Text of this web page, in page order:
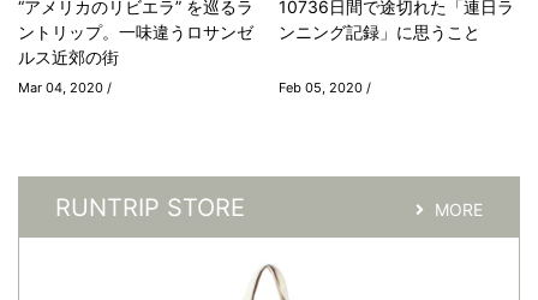
“アメリカのリビエラ” を巡るラ
ントリップ。一味違うロサンゼ
ルス近郊の街
Mar 04, 2020 /
10736日間で途切れた「連日ラ
ンニング記録」に思うこと
Feb 05, 2020 /
RUNTRIP STORE MORE